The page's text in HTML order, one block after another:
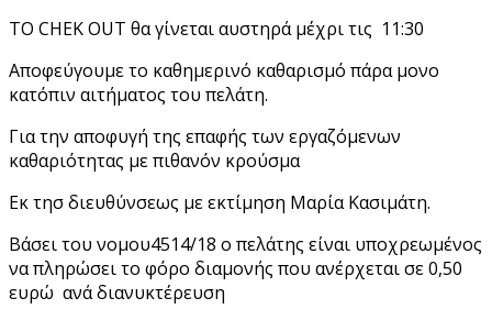
ΤΟ CHEK OUT θα γίνεται αυστηρά μέχρι τις 11:30
Αποφεύγουμε το καθημερινό καθαρισμό πάρα μονο
κατόπιν αιτήματος του πελάτη.
Για την αποφυγή της επαφής των εργαζόμενων
καθαριότητας με πιθανόν κρούσμα
Εκ τησ διευθύνσεως με εκτίμηση Μαρία Κασιμάτη.
Βάσει του νομου4514/18 ο πελάτης είναι υποχρεωμένος
να πληρώσει το φόρο διαμονής που ανέρχεται σε 0,50
ευρώ ανά διανυκτέρευση